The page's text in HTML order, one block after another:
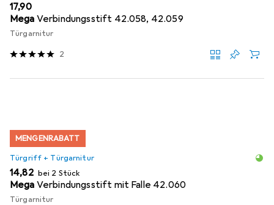
EUR
17,90
Mega Verbindungsstift 42.058, 42.059
Türgarnitur
2
MENGENRABATT
Türgriff + Türgarnitur
EUR
14,82 bei 2 Stück
Mega Verbindungsstift mit Falle 42.060
Türgarnitur